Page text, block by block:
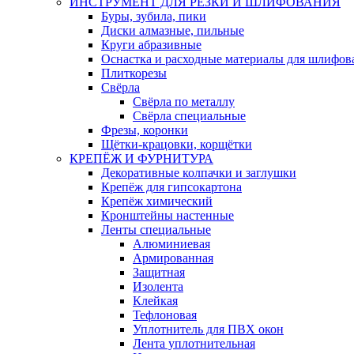
Буры, зубила, пики
Диски алмазные, пильные
Круги абразивные
Оснастка и расходные материалы для
Плиткорезы
Свёрла
Свёрла по металлу
Свёрла специальные
Фрезы, коронки
Щётки-крацовки, корщётки
КРЕПЁЖ И ФУРНИТУРА
Декоративные колпачки и заглушки
Крепёж для гипсокартона
Крепёж химический
Кронштейны настенные
Ленты специальные
Алюминиевая
Армированная
Защитная
Изолента
Клейкая
Тефлоновая
Уплотнитель для ПВХ окон
Лента уплотнительная